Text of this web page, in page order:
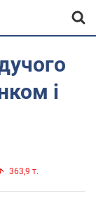
і
363,9 т.